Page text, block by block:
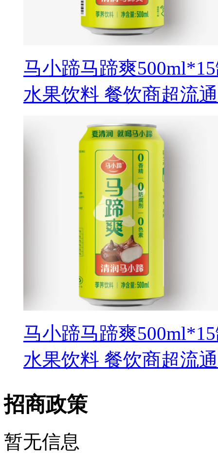
马小蹄马蹄爽
水果饮料 餐饮商超流通
马小蹄马蹄爽
水果饮料 餐饮商超流通
招商政策
暂无信息